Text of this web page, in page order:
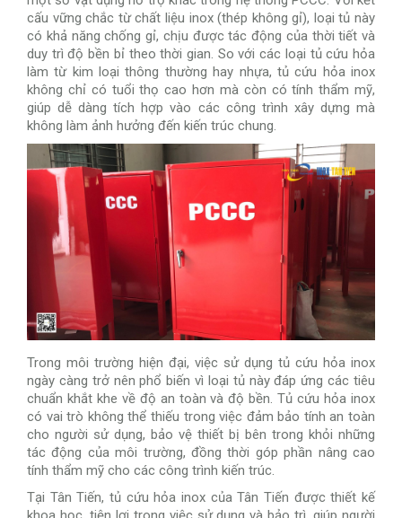
cấu vững chắc từ chất liệu inox (thép không gỉ), loại tủ này
có khả năng chống gỉ, chịu được tác động của thời tiết và
duy trì độ bền bỉ theo thời gian. So với các loại tủ cứu hỏa
làm từ kim loại thông thường hay nhựa, tủ cứu hỏa inox
không chỉ có tuổi thọ cao hơn mà còn có tính thẩm mỹ,
giúp dễ dàng tích hợp vào các công trình xây dựng mà
không làm ảnh hưởng đến kiến trúc chung.
Trong môi trường hiện đại, việc sử dụng tủ cứu hỏa inox
ngày càng trở nên phổ biến vì loại tủ này đáp ứng các tiêu
chuẩn khắt khe về độ an toàn và độ bền. Tủ cứu hỏa inox
có vai trò không thể thiếu trong việc đảm bảo tính an toàn
cho người sử dụng, bảo vệ thiết bị bên trong khỏi những
tác động của môi trường, đồng thời góp phần nâng cao
tính thẩm mỹ cho các công trình kiến trúc.
Tại Tân Tiến, tủ cứu hỏa inox của Tân Tiến được thiết kế